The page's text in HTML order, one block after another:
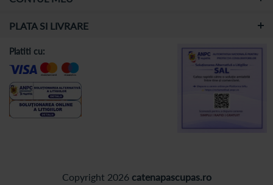
PLATA SI LIVRARE
Copyright 2026 catenapascupas.ro
Platiti cu: